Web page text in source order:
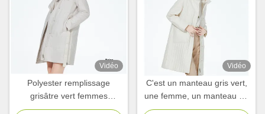
Vidéo
Polyester remplissage
grisâtre vert femmes
vêtements d'hiver Casual
Vidéo
C'est un manteau gris vert,
une femme, un manteau de
fin de saison, un style